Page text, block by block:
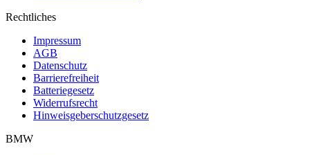
Rechtliches
Impressum
AGB
Datenschutz
Barrierefreiheit
Batteriegesetz
Widerrufsrecht
Hinweisgeberschutzgesetz
BMW